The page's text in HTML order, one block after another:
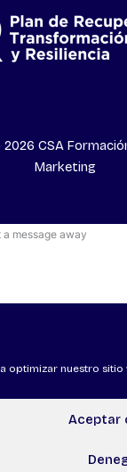
optimizar nuestro sitio
Aceptar
CSA
Marketing
a message away